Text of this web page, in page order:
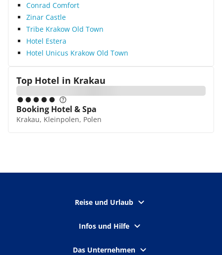
Conrad Comfort
Zinar Castle
Tribe Krakow Old Town
Hotel Estera
Hotel Unicus Krakow Old Town
Top Hotel in Krakau
Booking Hotel & Spa
Krakau, Kleinpolen, Polen
Reise und Urlaub
Infos und Hilfe
Das Unternehmen